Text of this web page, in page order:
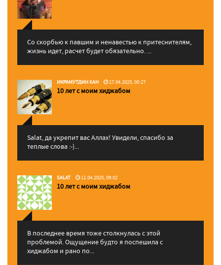
Со скорбью к павшим и ненавестью к притеснителям,
жизнь идет, расчет будет обязательно. ...
ИКРАМУТДИН ХАН 17.04.2025, 00:27
10 лет с моим хиджабом
Salat, да укрепит вас Аллаx! Увидели, спасибо за
теплые слова :-)...
SALAT 11.04.2025, 09:02
10 лет с моим хиджабом
В последнее время тоже столкнулась с этой
проблемой. Ощущение будто я поспешила с
хиджабом и рано по...